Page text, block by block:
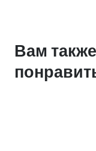
62
Вам